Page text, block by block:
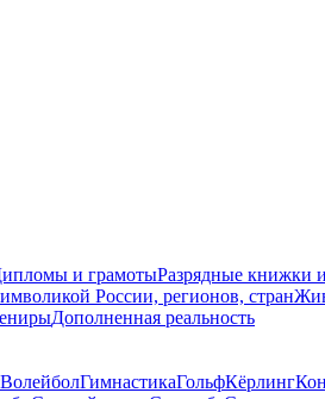
и грамотыРазрядные книжки
России, регионов, стран
Дополненная реальность
ВолейболГимнастикаГольфКёрлинг